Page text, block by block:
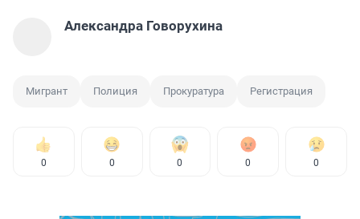
Александра Говорухина
Мигрант Полиция Прокуратура Регистрация
0 0 0 0 0